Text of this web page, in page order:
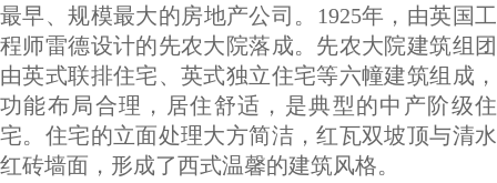
最早、规模最大的房地产公司。1925年，由英国工
程师雷德设计的先农大院落成。先农大院建筑组团
由英式联排住宅、英式独立住宅等六幢建筑组成，
功能布局合理，居住舒适，是典型的中产阶级住
宅。住宅的立面处理大方简洁，红瓦双坡顶与清水
红砖墙面，形成了西式温馨的建筑风格。